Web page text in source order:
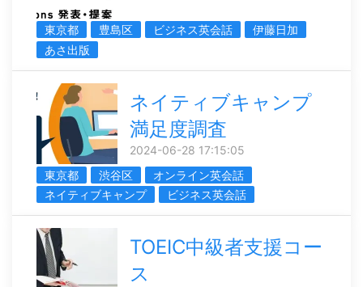
東京都 豊島区 ビジネス英会話
伊藤日加
あさ出版
ネイティブキャンプ
満足度調査
2024-06-28 17:15:05
東京都
渋谷区
オンライン英会話
ネイティブキャンプ
ビジネス英会話
TOEIC中級者支援コー
ス